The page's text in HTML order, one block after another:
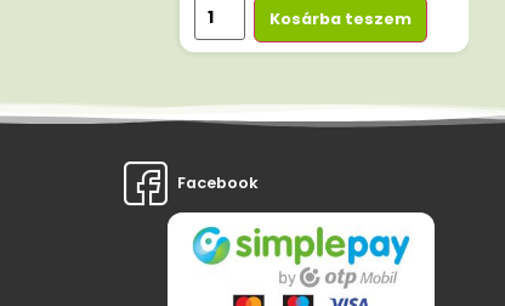
Kosárba teszem
Facebook